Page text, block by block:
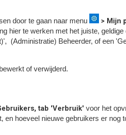
door te gaan naar menu > Mijn
hier te werken met het juiste,
(Administratie) Beheerder, of een
of verwijderd.
tab 'Verbruik' voor het
hoeveel nieuwe gebruikers er nog